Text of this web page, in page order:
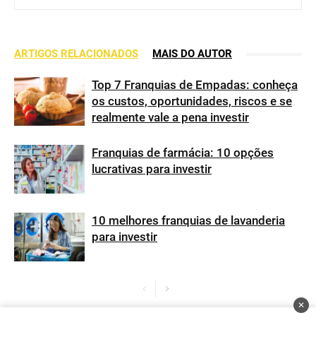
ARTIGOS RELACIONADOS MAIS DO AUTOR
Top 7 Franquias de Empadas: conheça
os custos, oportunidades, riscos e se
realmente vale a pena investir
Franquias de farmácia: 10 opções
lucrativas para investir
10 melhores franquias de lavanderia
para investir
✕